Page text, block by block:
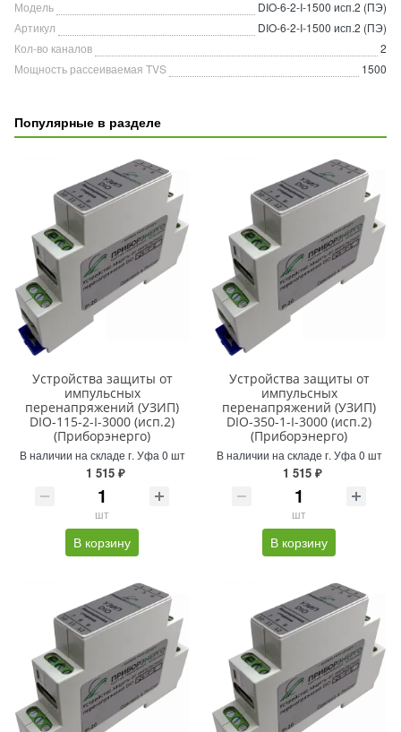
Модель
DIO-6-2-I-1500 исп.2 (ПЭ)
Артикул
DIO-6-2-I-1500 исп.2 (ПЭ)
Кол-во каналов
2
Мощность рассеиваемая TVS
1500
Популярные в разделе
Устройства защиты от
импульсных
перенапряжений (УЗИП)
DIO-115-2-I-3000 (исп.2)
(Приборэнерго)
В наличии на складе г. Уфа 0 шт
1 515 ₽
шт
В корзину
Устройства защиты от
импульсных
перенапряжений (УЗИП)
DIO-350-1-I-3000 (исп.2)
(Приборэнерго)
В наличии на складе г. Уфа 0 шт
1 515 ₽
шт
В корзину